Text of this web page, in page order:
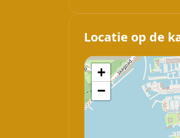
Locatie op de
+
−